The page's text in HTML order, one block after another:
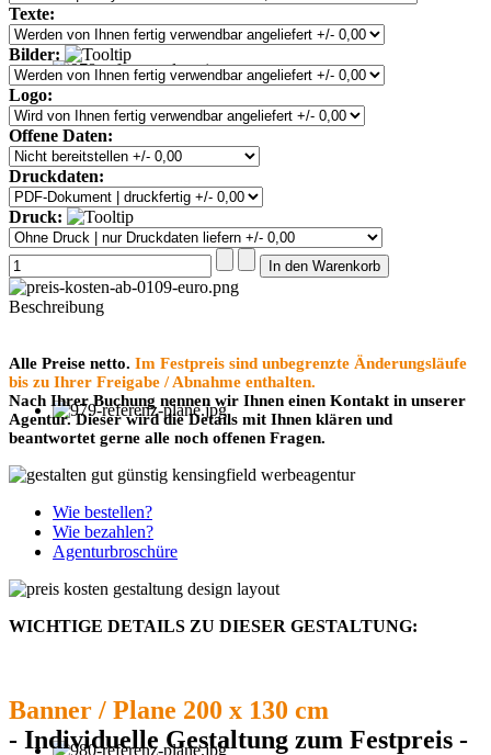
Texte:
Bilder:
Logo:
Offene Daten:
Druckdaten:
Druck:
Beschreibung
Alle Preise netto. Im Festpreis sind unbegrenzte Änderungsläufe
bis zu Ihrer Freigabe / Abnahme enthalten.
Nach Ihrer Buchung nennen wir Ihnen einen Kontakt in unserer
Agentur. Dieser wird die Details mit Ihnen klären und
beantwortet gerne alle noch offenen Fragen.
Wie bestellen?
Wie bezahlen?
Agenturbroschüre
WICHTIGE DETAILS ZU DIESER GESTALTUNG:
Banner / Plane 200 x 130 cm
- Individuelle Gestaltung zum Festpreis -